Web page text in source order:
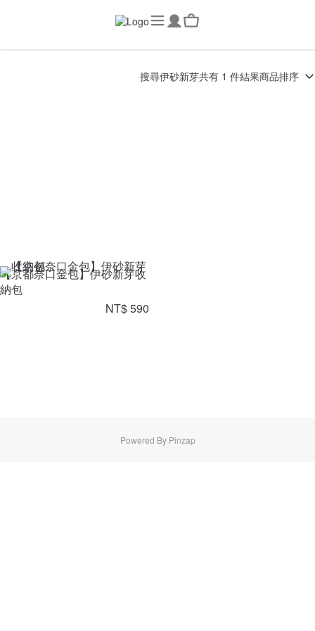
搜尋伊砂新芽共有 1 件結果商品排序
【京都奈口金包】伊砂新芽收
納包
NT$ 590
Powered By Pinzap